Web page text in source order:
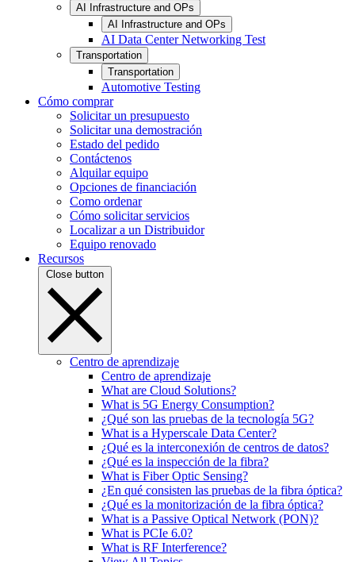
AI Infrastructure and OPs
AI Infrastructure and OPs
AI Data Center Networking Test
Transportation
Transportation
Automotive Testing
Cómo comprar
Solicitar un presupuesto
Solicitar una demostración
Estado del pedido
Contáctenos
Alquilar equipo
Opciones de financiación
Como ordenar
Cómo solicitar servicios
Localizar a un Distribuidor
Equipo renovado
Recursos
Close button
Centro de aprendizaje
Centro de aprendizaje
What are Cloud Solutions?
What is 5G Energy Consumption?
¿Qué son las pruebas de la tecnología 5G?
What is a Hyperscale Data Center?
¿Qué es la interconexión de centros de datos?
¿Qué es la inspección de la fibra?
What is Fiber Optic Sensing?
¿En qué consisten las pruebas de la fibra óptica?
¿Qué es la monitorización de la fibra óptica?
What is a Passive Optical Network (PON)?
What is PCIe 6.0?
What is RF Interference?